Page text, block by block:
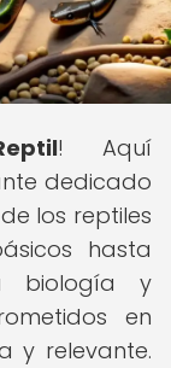
! Aquí
dedicado
los reptiles
hasta
biología y
en
y relevante.